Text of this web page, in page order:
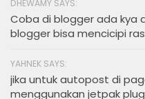
DHEWAMY SAYS:
Coba di blogger ada kya
blogger bisa mencicipi
YAHNEK SAYS:
jika untuk autopost di
menggunakan jetpak